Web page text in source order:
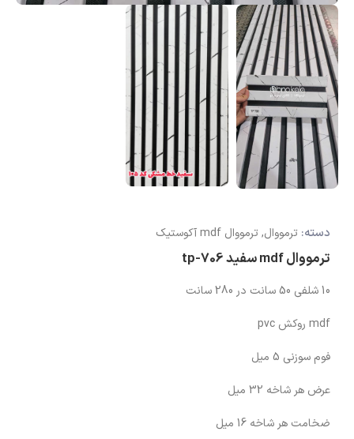
دسته: ترمووال,ترمووال mdf آکوستیک
ترمووال mdf سفید tp-706
10 شلفی 50 سانت در 280 سانت
mdf روکش pvc
فوم سوزنی 5 میل
عرض هر شاخه 32 میل
ضخامت هر شاخه 16 میل